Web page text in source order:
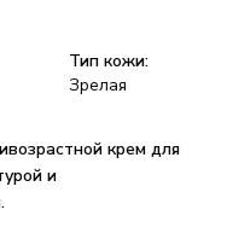
Тип кожи:
Зрелая
крем для
и